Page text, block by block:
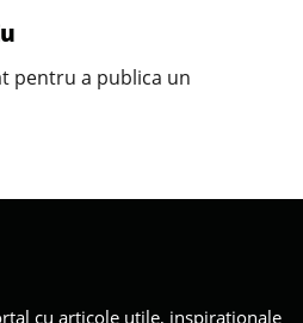
pentru a publica un
cu articole utile, inspiraționale